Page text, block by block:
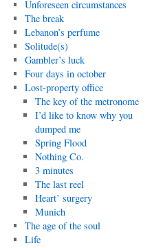
Unforeseen circumstances
The break
Lebanon’s perfume
Solitude(s)
Gambler’s luck
Four days in october
Lost-property office
The key of the metronome
I’d like to know why you
dumped me
Spring Flood
Nothing Co.
3 minutes
The last reel
Heart’ surgery
Munich
The age of the soul
Life